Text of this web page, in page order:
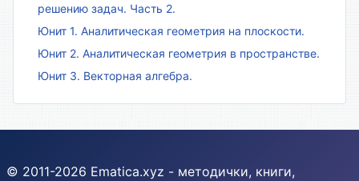
решению задач. Часть 2.
Юнит 1. Аналитическая геометрия на плоскости.
Юнит 2. Аналитическая геометрия в пространстве.
Юнит 3. Векторная алгебра.
© 2011-2026 Ematica.xyz - методички, книги,